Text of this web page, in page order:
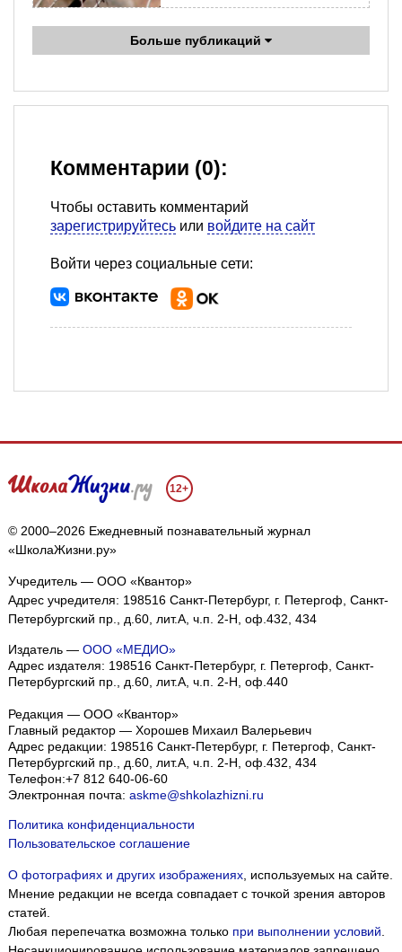
Больше публикаций
Комментарии (0):
Чтобы оставить комментарий
зарегистрируйтесь или войдите на сайт
Войти через социальные сети:
12+
© 2000–2026 Ежедневный познавательный журнал
«ШколаЖизни.ру»
Учредитель — ООО «Квантор»
Адрес учредителя: 198516 Санкт-Петербург, г. Петергоф, Санкт-
Петербургский пр., д.60, лит.А, ч.п. 2-Н, оф.432, 434
Издатель — ООО «МЕДИО»
Адрес издателя: 198516 Санкт-Петербург, г. Петергоф, Санкт-
Петербургский пр., д.60, лит.А, ч.п. 2-Н, оф.440
Редакция — ООО «Квантор»
Главный редактор — Хорошев Михаил Валерьевич
Адрес редакции: 198516 Санкт-Петербург, г. Петергоф, Санкт-
Петербургский пр., д.60, лит.А, ч.п. 2-Н, оф.432, 434
Телефон:+7 812 640-06-60
Электронная почта: askme@shkolazhizni.ru
Политика конфиденциальности
Пользовательское соглашение
О фотографиях и других изображениях, используемых на сайте.
Мнение редакции не всегда совпадает с точкой зрения авторов
статей.
Любая перепечатка возможна только при выполнении условий.